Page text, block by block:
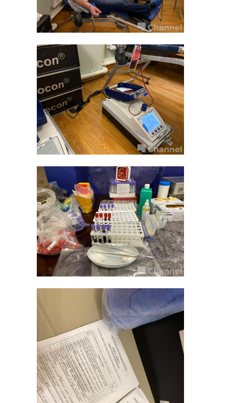
РЕКОМЕНДУЕМ
Видео: В
Гатчинском
районе фура
всмятку
раздавила ле ...
09 октября 2019, 07:45
В ДТП на
Киевском
«Grand
съехал в
20 января 2020, 06:23